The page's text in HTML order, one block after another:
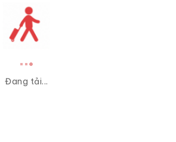
Đang tải...